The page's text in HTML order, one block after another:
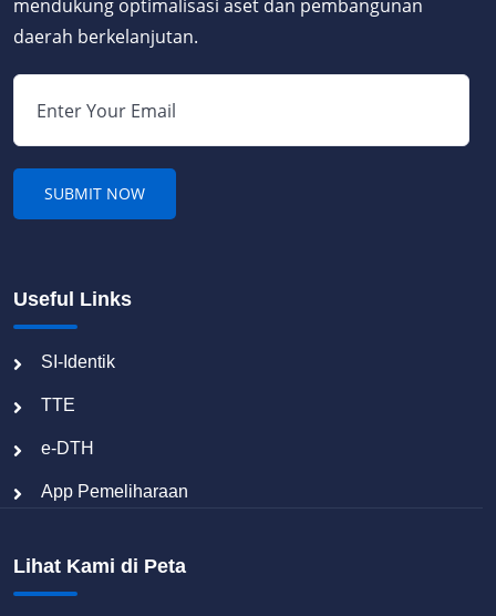
mendukung optimalisasi aset dan pembangunan
daerah berkelanjutan.
Useful Links
SI-Identik
TTE
e-DTH
App Pemeliharaan
Lihat Kami di Peta